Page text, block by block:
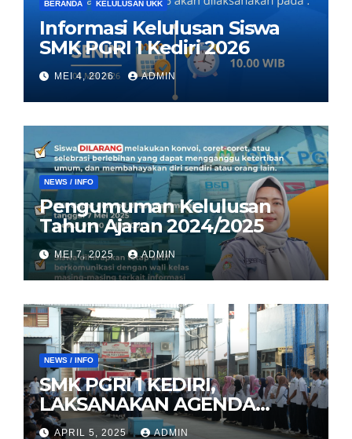
BERANDA KELULUSAN UKK
Informasi Kelulusan Siswa
SMK PGRI 1 Kediri 2026
MEI 4, 2026 ADMIN
NEWS / INFO
Pengumuman Kelulusan
Tahun Ajaran 2024/2025
MEI 7, 2025 ADMIN
NEWS / INFO
SMK PGRI 1 KEDIRI,
LAKSANAKAN AGENDA
HALAL BIHALAL
APRIL 5, 2025 ADMIN